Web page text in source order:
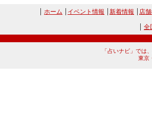
ホーム イベント情報 新着情報 店
全
「占いナビ」では
東京